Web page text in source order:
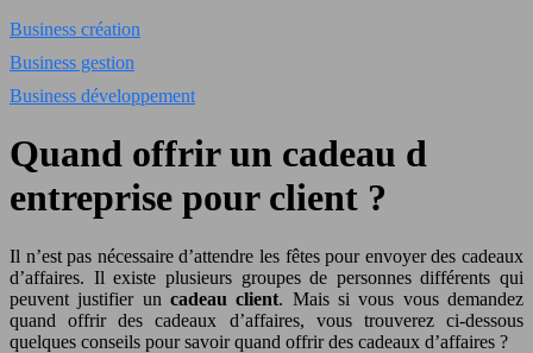
Business création
Business gestion
Business développement
Quand offrir un cadeau d
entreprise pour client ?
Il n’est pas nécessaire d’attendre les fêtes pour envoyer des cadeaux
d’affaires. Il existe plusieurs groupes de personnes différents qui
peuvent justifier un cadeau client. Mais si vous vous demandez
quand offrir des cadeaux d’affaires, vous trouverez ci-dessous
quelques conseils pour savoir quand offrir des cadeaux d’affaires ?